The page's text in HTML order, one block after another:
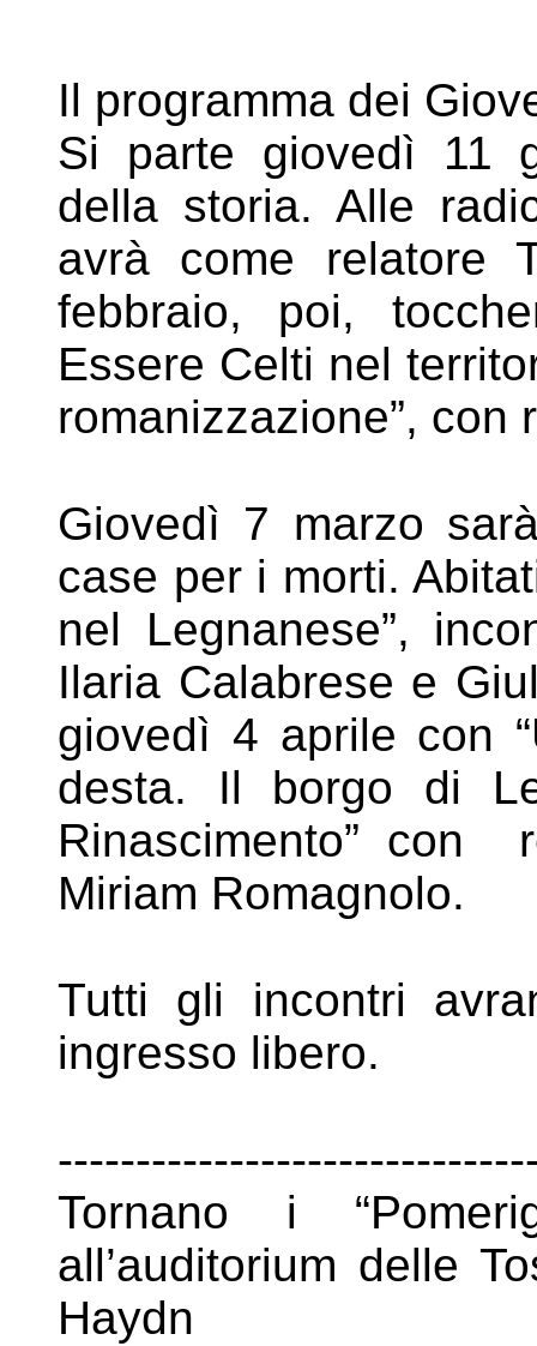
Il programma dei
Si parte giovedì 11
della storia. Alle
avrà come relatore
febbraio, poi,
Essere Celti nel
romanizzazione”, con
Giovedì 7 marzo
case per i morti.
nel Legnanese”,
Ilaria Calabrese e
giovedì 4 aprile con
desta. Il borgo di
Rinascimento” con
Miriam Romagnolo.
Tutti gli incontri
ingresso libero.
Tornano i
all’auditorium delle
Haydn